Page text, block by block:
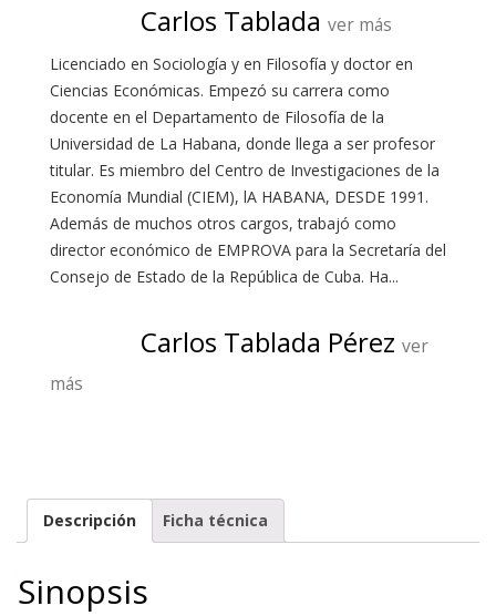
Carlos Tablada ver más
Licenciado en Sociología y en Filosofía y doctor en
Ciencias Económicas. Empezó su carrera como
docente en el Departamento de Filosofía de la
Universidad de La Habana, donde llega a ser profesor
titular. Es miembro del Centro de Investigaciones de la
Economía Mundial (CIEM), lA HABANA, DESDE 1991.
Además de muchos otros cargos, trabajó como
director económico de EMPROVA para la Secretaría del
Consejo de Estado de la República de Cuba. Ha...
Carlos Tablada Pérez ver
más
Descripción Ficha técnica
Sinopsis